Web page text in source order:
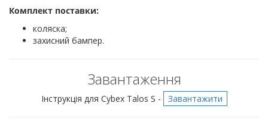
Комплект поставки:
коляска;
захисний бампер.
Завантаження
Інструкція для Cybex Talos S - Завантажити